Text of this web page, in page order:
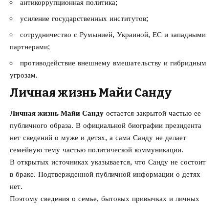
антикоррупционная политика;
усиление государственных институтов;
сотрудничество с Румынией, Украиной, ЕС и западными
партнерами;
противодействие внешнему вмешательству и гибридным
угрозам.
Личная жизнь Майи Санду
Личная жизнь Майи Санду остается закрытой частью ее
публичного образа. В официальной биографии президента
нет сведений о муже и детях, а сама Санду не делает
семейную тему частью политической коммуникации.
В открытых источниках указывается, что Санду не состоит
в браке. Подтвержденной публичной информации о детях
нет.
Поэтому сведения о семье, бытовых привычках и личных